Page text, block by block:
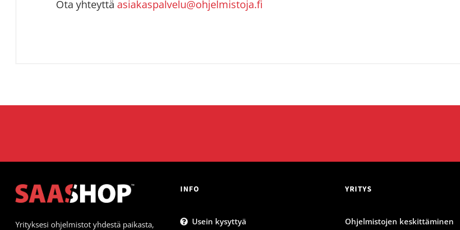
Ota yhteyttä asiakaspalvelu@ohjelmistoja.fi
Yrityksesi ohjelmistot yhdestä paikasta,
INFO
Usein kysyttyä
YRITYS
Ohjelmistojen keskittäminen